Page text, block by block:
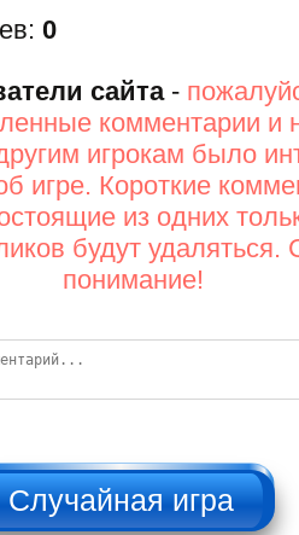
: 0
сайта-
комментарии и
игрокам было
игре. Короткие
из одних
будут удаляться.
понимание!
НАЖИМАТЬ!!!